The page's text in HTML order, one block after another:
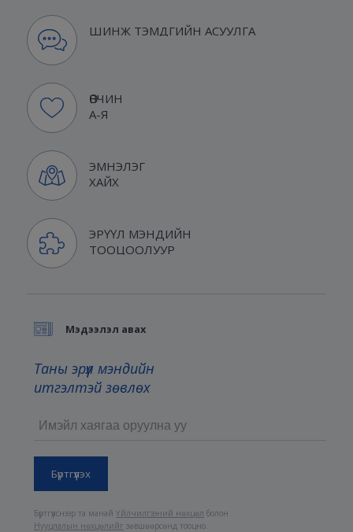
ШИНЖ ТЭМДГИЙН АСУУЛГА
ӨВЧИН
А-Я
ЭМНЭЛЭГ
ХАЙХ
ЭРҮҮЛ МЭНДИЙН
ТООЦООЛУУР
Мэдээлэл авах
Таны эрүүл мэндийн
итгэлтэй зөвлөх
Бүртгүүлснээр та манайҮйлчилгээний нөхцөл болон
Нууцлалын нөхцөлийг зөвшөөрсөнд тооцно.